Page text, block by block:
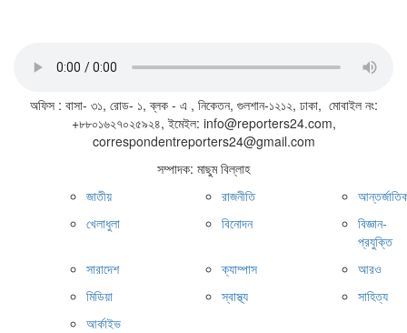
অফিস : বাসা- ৩১, রোড- ১, ব্লক - এ , নিকেতন, গুলশান-১২১২, ঢাকা, মোবাইল নং:
+৮৮০১৬২৭০২৫৯২৪, ইমেইল: info@reporters24.com,
correspondentreporters24@gmail.com
সম্পাদক: মাছুম বিল্লাহ
জাতীয়
রাজনীতি
খেলাধুলা
বিনোদন
বিজ্ঞান-
প্রযুক্তি
সারাদেশ
ক্যাম্পাস
আরও
মিডিয়া
স্বাস্থ্য
সাহিত্য
আর্কাইভ